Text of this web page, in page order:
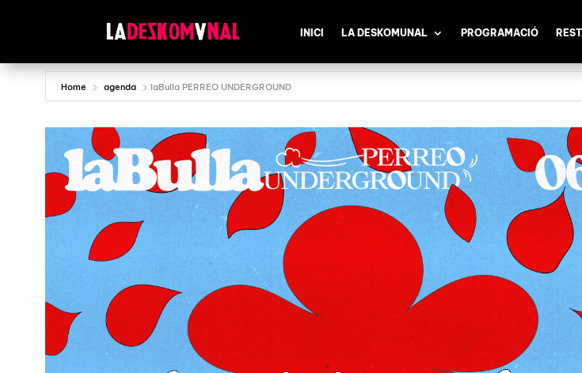
INICI LA DESKOMUNAL PROGRAMACIÓ
Home agenda laBulla PERREO UNDERGROUND